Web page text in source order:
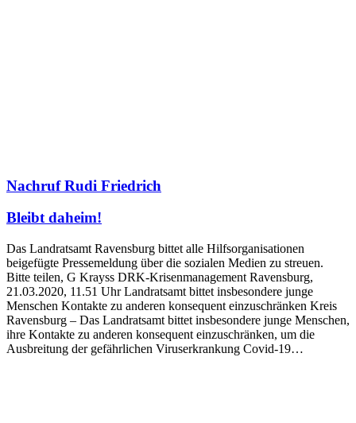
Nachruf Rudi Friedrich
Bleibt daheim!
Das Landratsamt Ravensburg bittet alle Hilfsorganisationen
beigefügte Pressemeldung über die sozialen Medien zu streuen.
Bitte teilen, G Krayss DRK-Krisenmanagement Ravensburg,
21.03.2020, 11.51 Uhr Landratsamt bittet insbesondere junge
Menschen Kontakte zu anderen konsequent einzuschränken Kreis
Ravensburg – Das Landratsamt bittet insbesondere junge Menschen,
ihre Kontakte zu anderen konsequent einzuschränken, um die
Ausbreitung der gefährlichen Viruserkrankung Covid-19…